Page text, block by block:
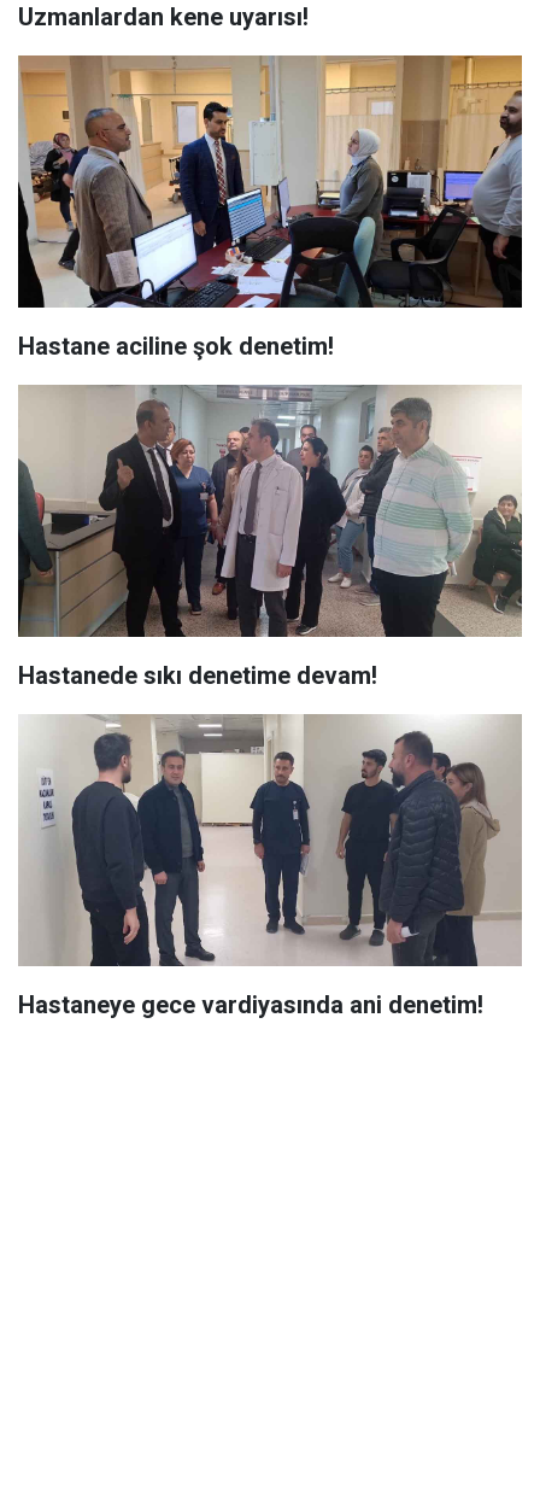
Uzmanlardan kene uyarısı!
Hastane aciline şok denetim!
Hastanede sıkı denetime devam!
Hastaneye gece vardiyasında ani denetim!